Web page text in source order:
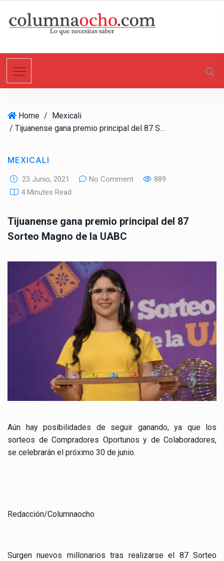
t
Home / Mexicali
/ Tijuanense gana premio principal del 87 Sorteo Magno de la UABC
MEXICALI
23 Junio, 2021 No Comment
889
4 Minutes Read
Tijuanense gana premio principal del 87
Sorteo Magno de la UABC
Aún hay posibilidades de seguir ganando, ya que los
sorteos de Compradores Oportunos y de Colaboradores,
se celebrarán el próximo 30 de junio.
Redacción/Columnaocho
Surgen nuevos millonarios tras realizarse el 87 Sorteo